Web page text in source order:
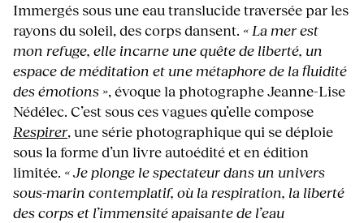
Immergés sous une eau translucide traversée par les
rayons du soleil, des corps dansent. « La mer est
mon refuge, elle incarne une quête de liberté, un
espace de méditation et une métaphore de la fluidité
des émotions », évoque la photographe Jeanne-Lise
Nédélec. C’est sous ces vagues qu’elle compose
Respirer, une série photographique qui se déploie
sous la forme d’un livre autoédité et en édition
limitée. « Je plonge le spectateur dans un univers
sous-marin contemplatif, où la respiration, la liberté
des corps et l’immensité apaisante de l’eau